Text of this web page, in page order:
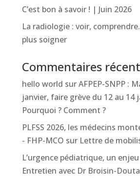
C’est bon à savoir ! | Juin 2026
La radiologie : voir,
plus soigner
Commentaires
hello world surAFPEP-SNPP :
janvier, faire grève du 12 au 14
Pourquoi ? Comment ?
PLFSS 2026, les médecins
- FHP-MCO sur Lettre de
L’urgence pédiatrique, un
Entretien avec Dr Broisin-